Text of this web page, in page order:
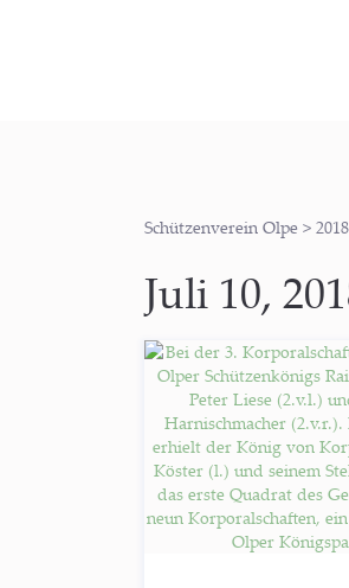
Schützenverein Olpe > 2018
Juli 10,